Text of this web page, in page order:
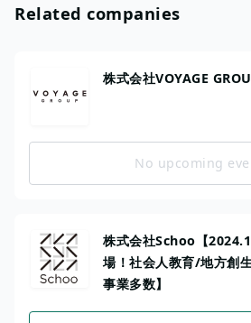
Related companies
株式会社VOYAGE
No upcoming
株式会社Schoo【
場！社会人教育/地方創
事業多数】